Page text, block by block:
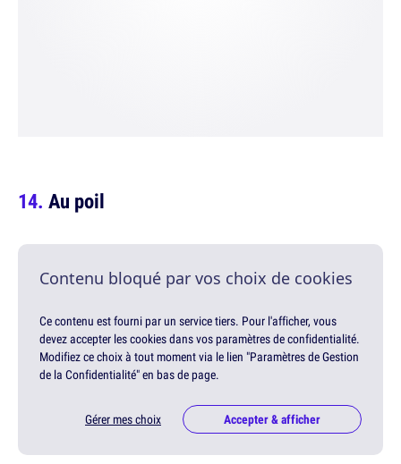
Au poil
Contenu bloqué par vos choix de cookies
Ce contenu est fourni par un service tiers. Pour l'afficher, vous
devez accepter les cookies dans vos paramètres de confidentialité.
Modifiez ce choix à tout moment via le lien "Paramètres de Gestion
de la Confidentialité" en bas de page.
Gérer mes choix Accepter & afficher